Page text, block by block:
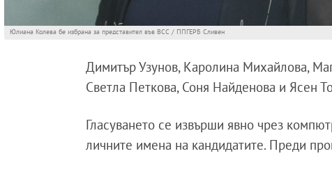
Юлиана Колева бе избрана за представител във ВСС / ППГЕРБ Сливен
Димитър Узунов, Каролина Михайлова,
Светла Петкова, Соня Найденова и Ясен
Гласуването се извърши явно чрез
личните имена на кандидатите. Преди